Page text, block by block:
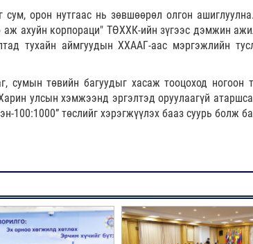
сум, орон нутгаас нь зөвшөөрөл олгон
ахуйн корпораци" ТӨХХК-ийн зүгээс дэмжин
тухайн аймгуудын ХХААГ-аас мэргэжлийн
сумын төвийн багуудыг хасаж тооцоход ногоон
улсын хэмжээнд эргэлтэд оруулаагүй
100:1000” төслийг хэрэгжүүлэх бааз суурь болж